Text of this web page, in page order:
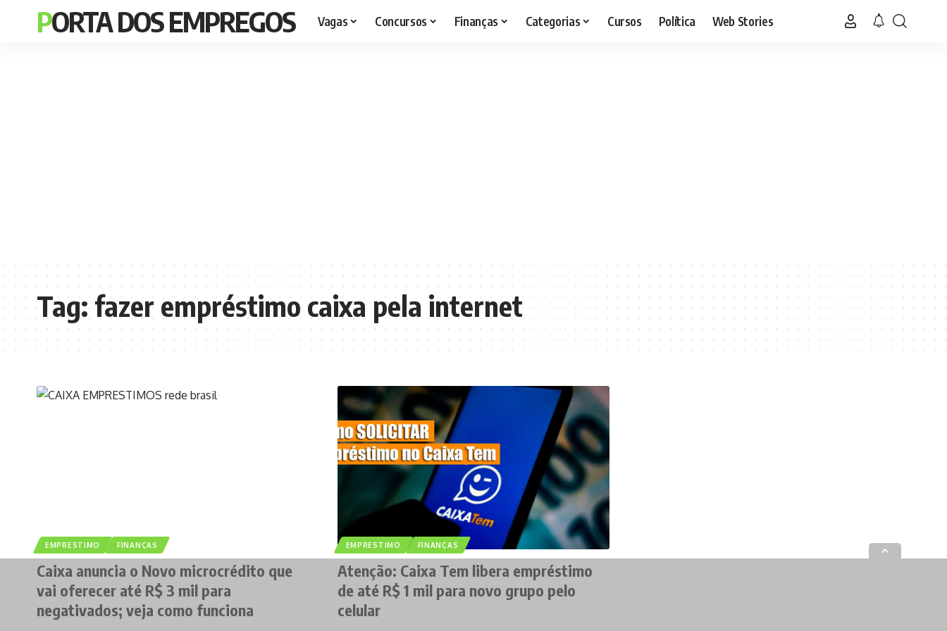
PORTA DOS EMPREGOS Vagas Concursos Finanças Categorias Cursos Política Web Stories
Tag:fazer empréstimo caixa pela internet
EMPRESTIMO FINANÇAS
Caixa anuncia o Novo microcrédito que
vai oferecer até R$ 3 mil para
negativados; veja como funciona
EMPRESTIMO FINANÇAS
Atenção: Caixa Tem libera empréstimo
de até R$ 1 mil para novo grupo pelo
celular